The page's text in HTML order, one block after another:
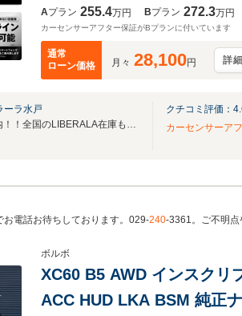
Aプラン 255.4万円 Bプラン 272.3万円
カーセンサーアフター保証がBプランに付いています
通常
ローン価格
月々 28,100円 詳
ーラ水戸
無料電話は24時間ご案内！！全国のLIBERALA在庫も見たい方は一括照会が可能です！
クチコミ評価：
カーセンサーア
お電話お待ちしております。029-240-3361。ご不明点
ボルボ
XC60 B5 AWD インスクリ
ACC HUD LKA BSM 純正